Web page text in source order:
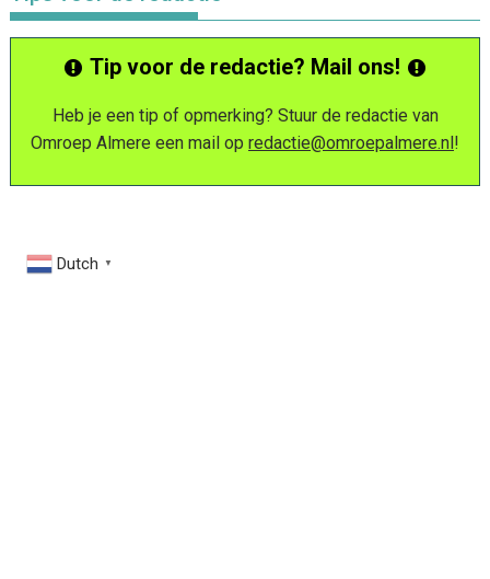
Tip voor de redactie? Mail ons!
Heb je een tip of opmerking? Stuur de redactie van
Omroep Almere een mail op redactie@omroepalmere.nl!
Dutch ▼